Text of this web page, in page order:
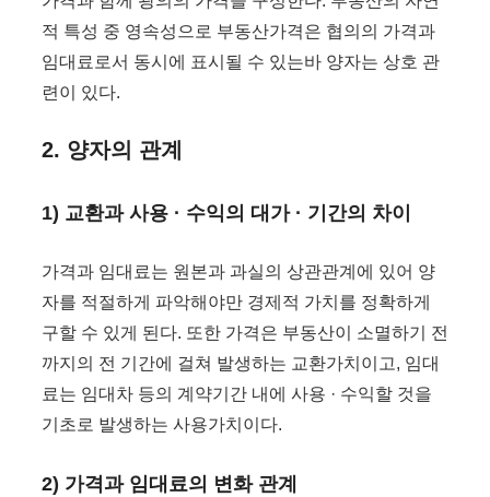
적 특성 중 영속성으로 부동산가격은 협의의 가격과
임대료로서 동시에 표시될 수 있는바 양자는 상호 관
련이 있다.
2. 양자의 관계
1) 교환과 사용 · 수익의 대가 · 기간의 차이
가격과 임대료는 원본과 과실의 상관관계에 있어 양
자를 적절하게 파악해야만 경제적 가치를 정확하게
구할 수 있게 된다. 또한 가격은 부동산이 소멸하기 전
까지의 전 기간에 걸쳐 발생하는 교환가치이고, 임대
료는 임대차 등의 계약기간 내에 사용 · 수익할 것을
기초로 발생하는 사용가치이다.
2) 가격과 임대료의 변화 관계